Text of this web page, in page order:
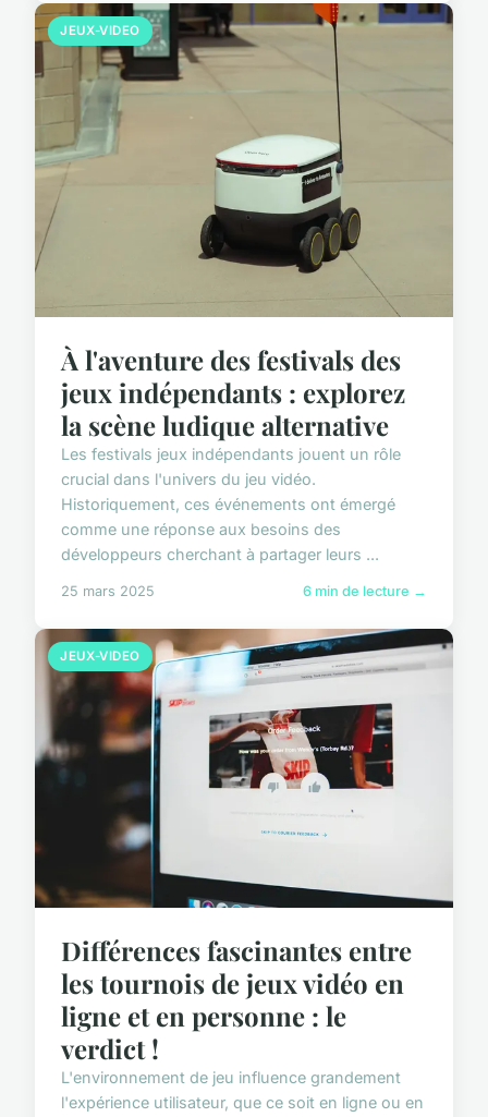
JEUX-VIDEO
À l'aventure des festivals des
jeux indépendants : explorez
la scène ludique alternative
Les festivals jeux indépendants jouent un rôle
crucial dans l'univers du jeu vidéo.
Historiquement, ces événements ont émergé
comme une réponse aux besoins des
développeurs cherchant à partager leurs ...
25 mars 2025 6 min de lecture →
JEUX-VIDEO
Différences fascinantes entre
les tournois de jeux vidéo en
ligne et en personne : le
verdict !
L'environnement de jeu influence grandement
l'expérience utilisateur, que ce soit en ligne ou en